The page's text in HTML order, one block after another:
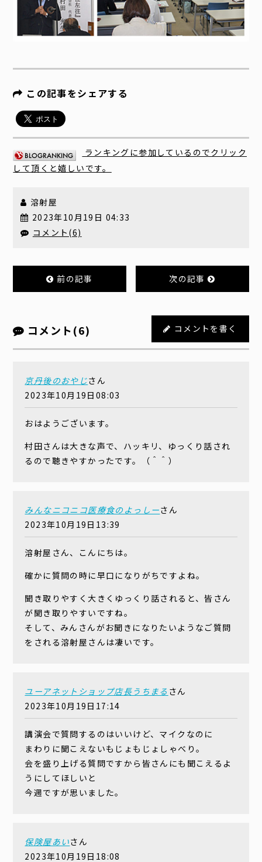
この記事をシェアする
ランキングに参加しているのでクリック
して頂くと嬉しいです。
溶射屋
2023年10月19日 04:33
コメント(6)
前の記事 次の記事
コメント(6) コメントを書く
京丹後のおやじさん
2023年10月19日08:03
おはようございます。
村田さんは大きな声で、ハッキリ、ゆっくり話され
るので聴きやすかったです。（＾＾）
みんなニコニコ医療食のよっしーさん
2023年10月19日13:39
溶射屋さん、こんにちは。
確かに質問の時に早口になりがちですよね。
聞き取りやすく大きくゆっくり話されると、皆さん
が聞き取りやすいですね。
そして、みんさんがお聞きになりたいようなご質問
をされる溶射屋さんは凄いです。
ユーアネットショップ店長うちまる さん
2023年10月19日17:14
講演会で質問するのはいいけど、マイクなのに
まわりに聞こえないもじょもじょしゃべり。
会を盛り上げる質問ですから皆さんにも聞こえるよ
うにしてほしいと
今週ですが思いました。
保険屋あいさん
2023年10月19日18:08